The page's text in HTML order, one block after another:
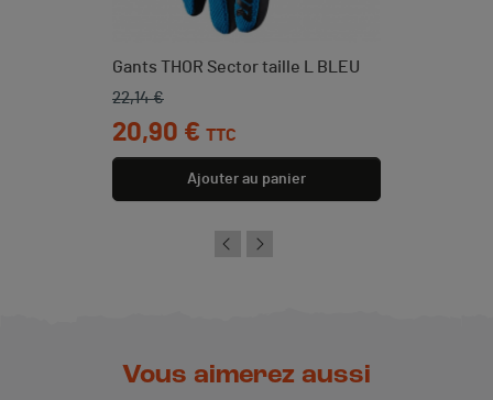
Gants THOR Sector taille L BLEU
Prix de base
22,14 €
Prix
20,90 € TTC
Ajouter au panier
Vous aimerez aussi